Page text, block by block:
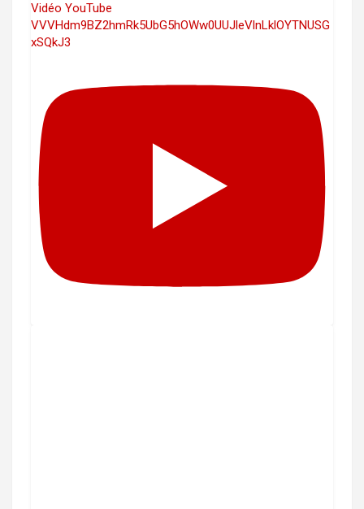
Vidéo YouTube
VVVHdm9BZ2hmRk5UbG5hOWw0UUJleVlnLklOYTNUSG
xSQkJ3